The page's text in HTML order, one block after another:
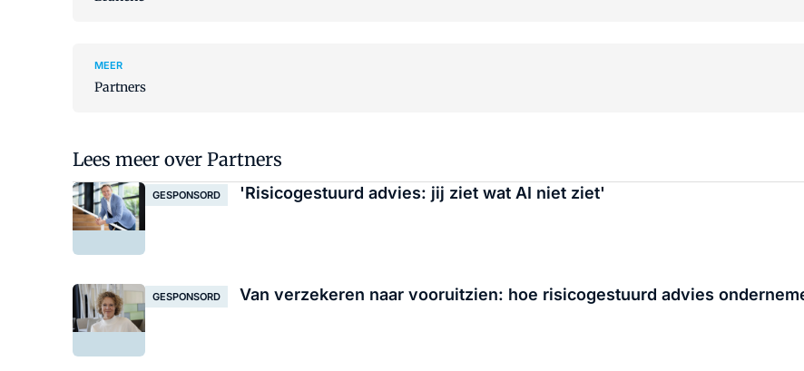
MEER
Partners
Lees meer over Partners
GESPONSORD 'Risicogestuurd advies: jij ziet wat AI niet ziet'
GESPONSORD Van verzekeren naar vooruitzien: hoe risicogestuurd advies